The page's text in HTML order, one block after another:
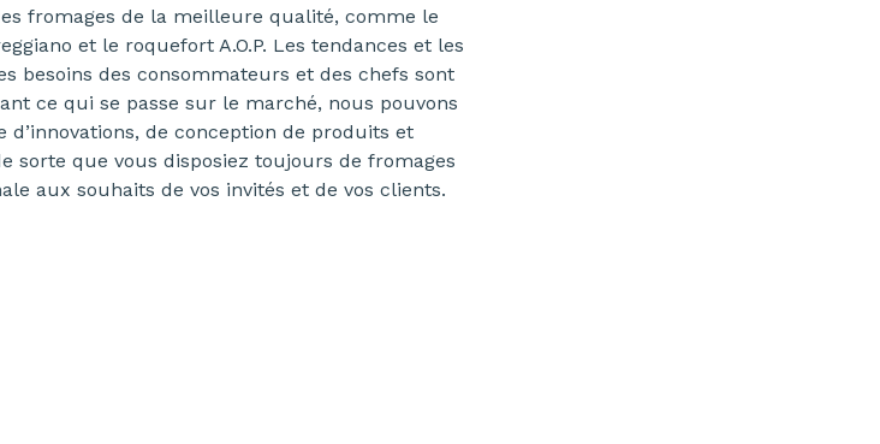
fromages de la meilleure qualité, comme le
et le roquefort A.O.P. Les tendances et les
besoins des consommateurs et des chefs sont
ce qui se passe sur le marché, nous pouvons
de conception de produits et
sorte que vous disposiez toujours de fromages
aux souhaits de vos invités et de vos clients.